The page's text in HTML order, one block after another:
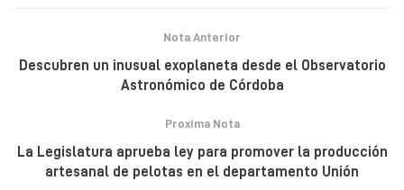
Nota Anterior
Descubren un inusual exoplaneta desde el Observatorio
Astronómico de Córdoba
Proxima Nota
La Legislatura aprueba ley para promover la producción
artesanal de pelotas en el departamento Unión